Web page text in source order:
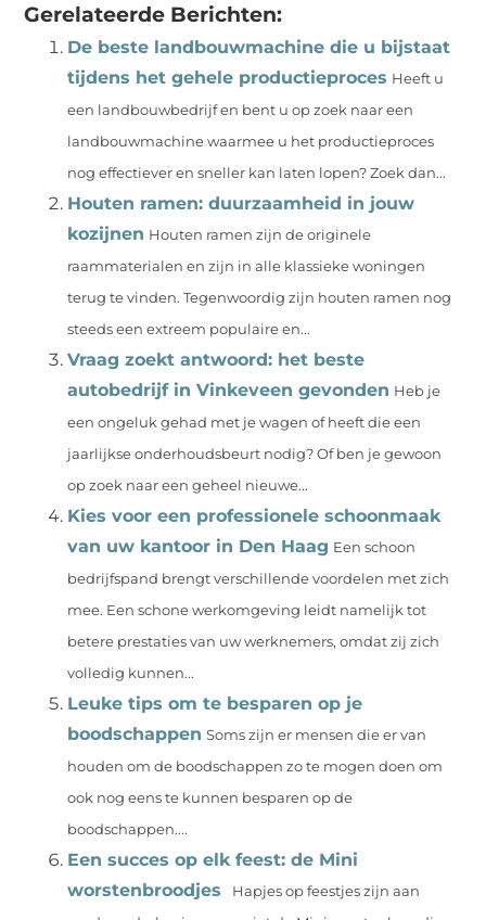
Gerelateerde Berichten:
De beste landbouwmachine die u bijstaat
tijdens het gehele productieproces Heeft u
een landbouwbedrijf en bent u op zoek naar een
landbouwmachine waarmee u het productieproces
nog effectiever en sneller kan laten lopen? Zoek dan...
Houten ramen: duurzaamheid in jouw
kozijnen Houten ramen zijn de originele
raammaterialen en zijn in alle klassieke woningen
terug te vinden. Tegenwoordig zijn houten ramen nog
steeds een extreem populaire en...
Vraag zoekt antwoord: het beste
autobedrijf in Vinkeveen gevonden Heb je
een ongeluk gehad met je wagen of heeft die een
jaarlijkse onderhoudsbeurt nodig? Of ben je gewoon
op zoek naar een geheel nieuwe...
Kies voor een professionele schoonmaak
van uw kantoor in Den Haag Een schoon
bedrijfspand brengt verschillende voordelen met zich
mee. Een schone werkomgeving leidt namelijk tot
betere prestaties van uw werknemers, omdat zij zich
volledig kunnen...
Leuke tips om te besparen op je
boodschappen Soms zijn er mensen die er van
houden om de boodschappen zo te mogen doen om
ook nog eens te kunnen besparen op de
boodschappen....
Een succes op elk feest: de Mini
worstenbroodjes
Hapjes op feestjes zijn aan